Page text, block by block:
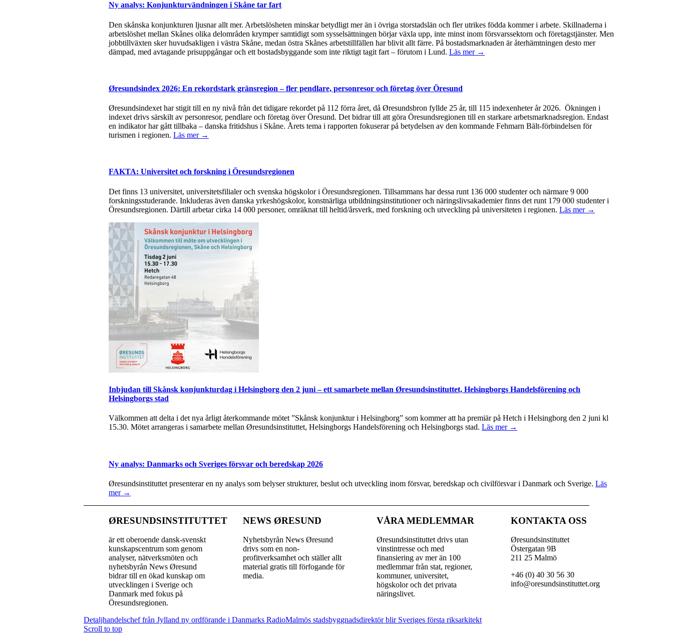
Ny analys: Konjunkturvändningen i Skåne tar fart
Den skånska konjunkturen ljusnar allt mer. Arbetslösheten minskar betydligt mer än i övriga storstadslän och fler utrikes födda kommer i arbete. Skillnaderna i
arbetslöshet mellan Skånes olika delområden krymper samtidigt som sysselsättningen börjar växla upp, inte minst inom försvarssektorn och företagstjänster. Men
jobbtillväxten sker huvudsakligen i västra Skåne, medan östra Skånes arbetstillfällen har blivit allt färre. På bostadsmarknaden är återhämtningen desto mer
dämpad, med avtagande prisuppgångar och ett bostadsbyggande som inte riktigt tagit fart – förutom i Lund. Läs mer →
Øresundsindex 2026: En rekordstark gränsregion – fler pendlare, personresor och företag över Öresund
Øresundsindexet har stigit till en ny nivå från det tidigare rekordet på 112 förra året, då Øresundsbron fyllde 25 år, till 115 indexenheter år 2026. Ökningen i
indexet drivs särskilt av personresor, pendlare och företag över Öresund. Det bidrar till att göra Öresundsregionen till en starkare arbetsmarknadsregion. Endast
en indikator har gått tillbaka – danska fritidshus i Skåne. Årets tema i rapporten fokuserar på betydelsen av den kommande Fehmarn Bält-förbindelsen för
turismen i regionen. Läs mer →
FAKTA: Universitet och forskning i Öresundsregionen
Det finns 13 universitet, universitetsfilialer och svenska högskolor i Öresundsregionen. Tillsammans har dessa runt 136 000 studenter och närmare 9 000
forskningsstuderande. Inkluderas även danska yrkeshögskolor, konstnärliga utbildningsinstitutioner och näringslivsakademier finns det runt 179 000 studenter i
Öresundsregionen. Därtill arbetar cirka 14 000 personer, omräknat till heltid/årsverk, med forskning och utveckling på universiteten i regionen. Läs mer →
Inbjudan till Skånsk konjunkturdag i Helsingborg den 2 juni – ett samarbete mellan Øresundsinstituttet, Helsingborgs Handelsförening och
Helsingborgs stad
Välkommen att delta i det nya årligt återkommande mötet ”Skånsk konjunktur i Helsingborg” som kommer att ha premiär på Hetch i Helsingborg den 2 juni kl
15.30. Mötet arrangeras i samarbete mellan Øresundsinstituttet, Helsingborgs Handelsförening och Helsingborgs stad. Läs mer →
Ny analys: Danmarks och Sveriges försvar och beredskap 2026
Øresundsinstituttet presenterar en ny analys som belyser strukturer, beslut och utveckling inom försvar, beredskap och civilförsvar i Danmark och Sverige. Läs
mer →
ØRESUNDSINSTITUTTET
är ett oberoende dansk-svenskt
kunskapscentrum som genom
analyser, nätverksmöten och
nyhetsbyrån News Øresund
bidrar till en ökad kunskap om
utvecklingen i Sverige och
Danmark med fokus på
Öresundsregionen.
NEWS ØRESUND
Nyhetsbyrån News Øresund
drivs som en non-
profitverksamhet och ställer allt
material gratis till förfogande för
media.
VÅRA MEDLEMMAR
Øresundsinstituttet drivs utan
vinst­intresse och med
finansiering av mer än 100
medlemmar från stat, regioner,
kommuner, universitet,
högskolor och det privata
näringslivet.
KONTAKTA OSS
Øresundsinstituttet
Östergatan 9B
211 25 Malmö
+46 (0) 40 30 56 30
info@oresundsinstituttet.org
Detaljhandelschef från Jylland ny ordförande i Danmarks RadioMalmös stadsbyggnadsdirektör blir Sveriges första riksarkitekt
Scroll to top